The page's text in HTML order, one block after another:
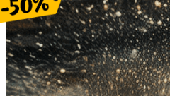
✂️Наконец, иногда фуга
инкорпорирована в виде
гомофонную ткань—
или камерную. В этом
— ит. «маленькой фуге».